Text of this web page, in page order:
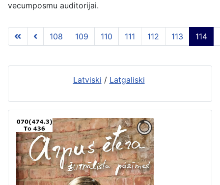
vecumposmu auditorijai.
114 lapa no 117
108 109 110 111 112 113 114
Latviski / Latgaliski